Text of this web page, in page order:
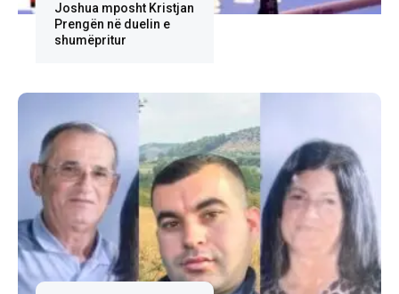
Joshua mposht Kristjan
Prengën në duelin e
shumëpritur